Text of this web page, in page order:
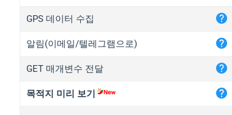
GPS 데이터 수집
알림(이메일/텔레그램으로)
GET 매개변수 전달
목적지 미리 보기